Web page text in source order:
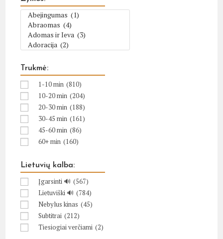
Trukmė:
1-10 min (810)
10-20 min (204)
20-30 min (188)
30-45 min (161)
45-60 min (86)
60+ min (160)
Lietuvių kalba:
Įgarsinti 🔊 (567)
Lietuviški 🔊 (784)
Nebylus kinas (45)
Subtitrai (212)
Tiesiogiai verčiami (2)